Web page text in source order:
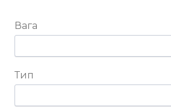
Вага
Тип